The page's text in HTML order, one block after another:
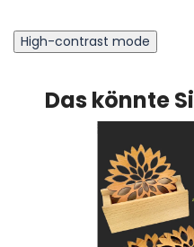
High-contrast mode
Das könnte